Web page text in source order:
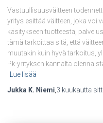
Vastuullisuusväitteen
yritys esittää väitteen, joka voi
käsitykseen tuotteesta,
tämä tarkoittaa sitä, että
muutakin kuin hyvä tarkoitus,
Pk-yrityksen kannalta
Lue lisää
Jukka K. Niemi 3 kuukautta